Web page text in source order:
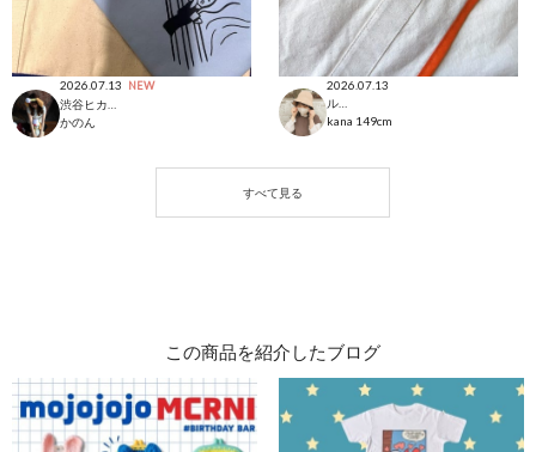
2026.07.13 NEW
かのん
2026.07.13
ルミネ池袋店
kana 149cm
この商品を紹介したブログ